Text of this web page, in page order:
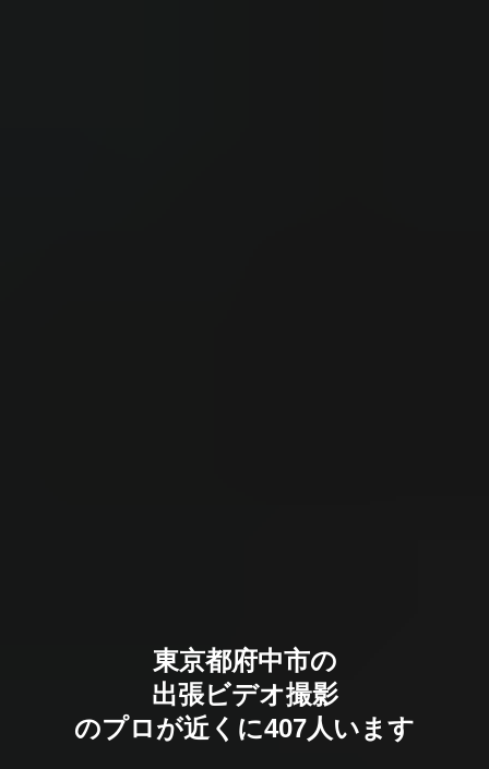
東京都府中市の
出張ビデオ撮影
のプロが近くに407人います